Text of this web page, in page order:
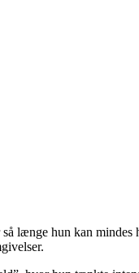
længe hun kan mindes